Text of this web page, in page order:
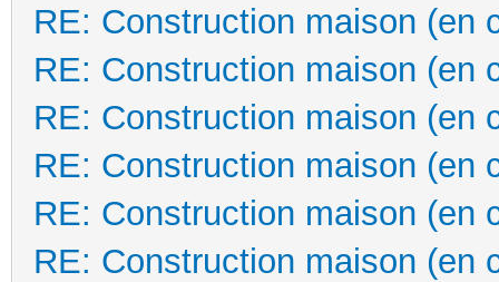
RE: Construction maison (en
RE: Construction maison (en
RE: Construction maison (en
RE: Construction maison (en
RE: Construction maison (en
RE: Construction maison (en